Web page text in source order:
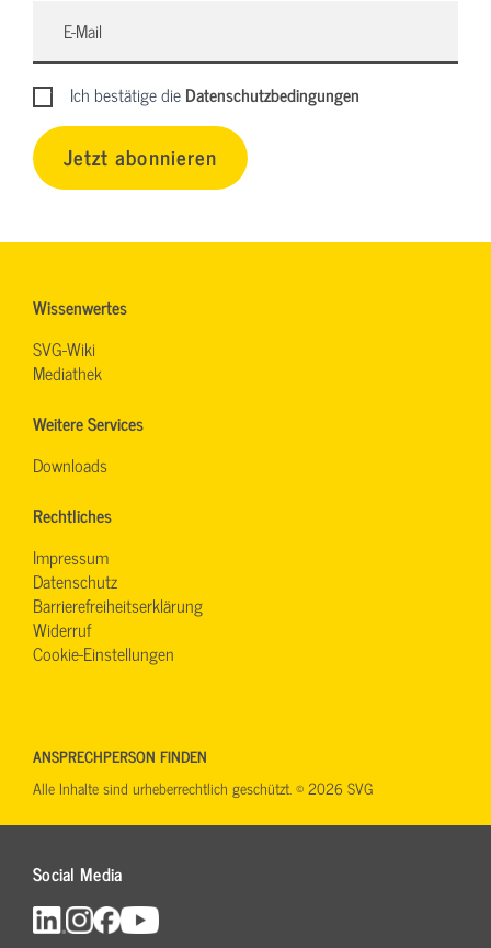
Ich bestätige dieDatenschutzbedingungen
Jetzt abonnieren
Wissenwertes
SVG-Wiki
Mediathek
Weitere Services
Downloads
Rechtliches
Impressum
Datenschutz
Barrierefreiheitserklärung
Widerruf
Cookie-Einstellungen
Social Media
ANSPRECHPERSON FINDEN
Alle Inhalte sind urheberrechtlich geschützt. © 2026 SVG